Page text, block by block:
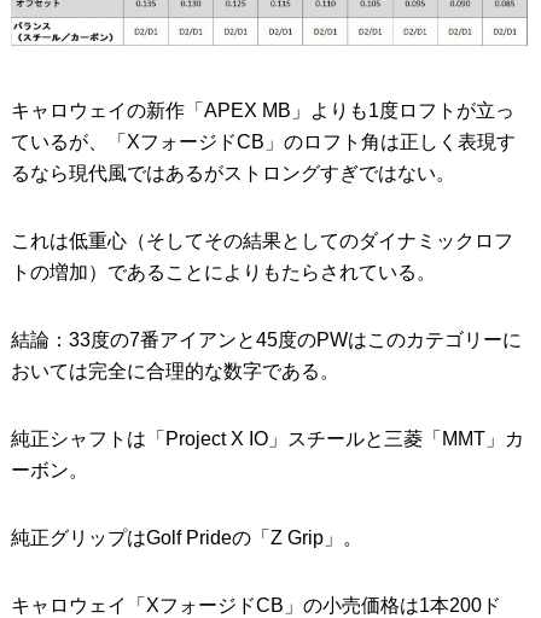
キャロウェイの新作「APEX MB」よりも1度ロフトが立っ
ているが、「XフォージドCB」のロフト角は正しく表現す
るなら現代風ではあるがストロングすぎではない。
これは低重心（そしてその結果としてのダイナミックロフ
トの増加）であることによりもたらされている。
結論：33度の7番アイアンと45度のPWはこのカテゴリーに
おいては完全に合理的な数字である。
純正シャフトは「Project X IO」スチールと三菱「MMT」カ
ーボン。
純正グリップはGolf Prideの「Z Grip」。
キャロウェイ「XフォージドCB」の小売価格は1本200ド